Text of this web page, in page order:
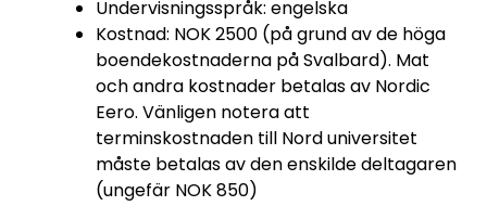
Undervisningsspråk: engelska
Kostnad: NOK 2500 (på grund av de höga
boendekostnaderna på Svalbard). Mat
och andra kostnader betalas av Nordic
Eero. Vänligen notera att
terminskostnaden till Nord universitet
måste betalas av den enskilde deltagaren
(ungefär NOK 850)